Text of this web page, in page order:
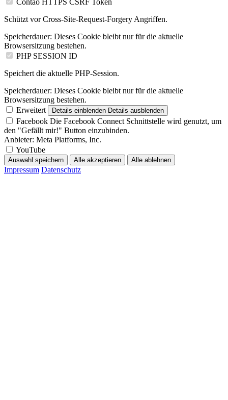
Contao HTTPS CSRF Token
Schützt vor Cross-Site-Request-Forgery Angriffen.
Speicherdauer: Dieses Cookie bleibt nur für die aktuelle
Browsersitzung bestehen.
PHP SESSION ID
Speichert die aktuelle PHP-Session.
Speicherdauer: Dieses Cookie bleibt nur für die aktuelle
Browsersitzung bestehen.
Erweitert
Details einblenden Details ausblenden
Facebook Die Facebook Connect Schnittstelle wird genutzt, um
den "Gefällt mir!" Button einzubinden.
Anbieter: Meta Platforms, Inc.
YouTube
Auswahl speichern Alle akzeptieren Alle ablehnen
Impressum Datenschutz